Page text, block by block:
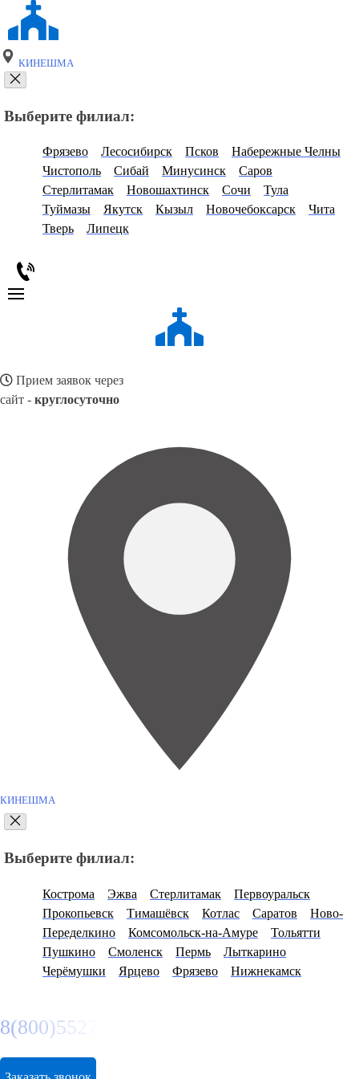
КИНЕШМА
Выберите филиал:
Фрязево Лесосибирск Псков
Набережные Челны
Чистополь
Сибай Минусинск
Саров
Стерлитамак
Новошахтинск Сочи
Тула
Туймазы
Якутск Кызыл Новочебоксарск
Чита
Тверь
Липецк
Прием заявок через
сайт - круглосуточно
КИНЕШМА
Выберите филиал:
Кострома Эжва Стерлитамак
Первоуральск
Прокопьевск
Тимашёвск Котлас Саратов
Ново-
Переделкино
Комсомольск-на-Амуре
Тольятти
Пушкино
Смоленск Пермь
Лыткарино
Черёмушки
Ярцево Фрязево Нижнекамск
8(800)5527584